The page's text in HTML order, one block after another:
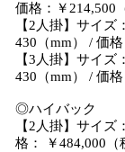
価格：￥214,500
【2人掛】サイズ
430（mm） / 価
【3人掛】サイズ
430（mm） / 価
◎ハイバック
【2人掛】サイ
格： ￥484,000（